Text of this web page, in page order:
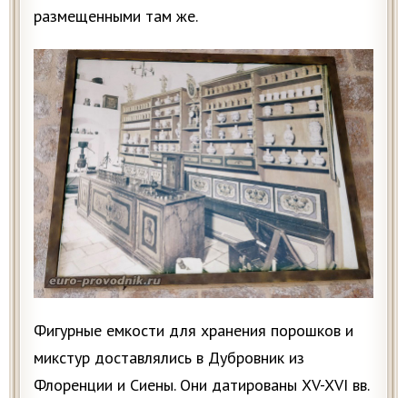
размещенными там же.
Фигурные емкости для хранения порошков и
микстур доставлялись в Дубровник из
Флоренции и Сиены. Они датированы XV-XVI вв.